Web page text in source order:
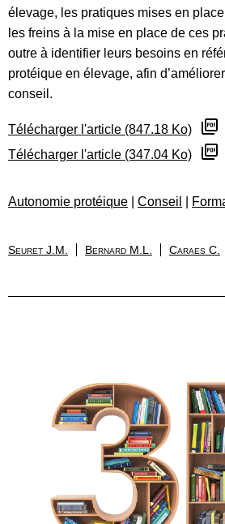
élevage, les pratiques mises en place
les freins à la mise en place de ces
outre à identifier leurs besoins en
protéique en élevage, afin
conseil.
Télécharger l'article (847.18 Ko)
Télécharger l'article (347.04 Ko)
Autonomie protéique Conseil
Seuret J.M. Bernard M.L. Caraes C.